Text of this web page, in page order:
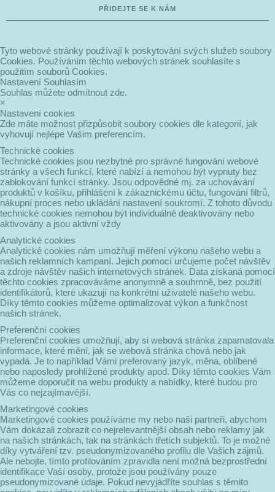
PŘIDEJTE SE K NÁM
Tyto webové stránky používají k poskytování svých služeb soubory
Cookies. Používáním těchto webových stránek souhlasíte s
použitím souborů Cookies.
Nastavení Souhlasím
Souhlas můžete odmítnout zde.
×
Nastavení cookies
Zde máte možnost přizpůsobit soubory cookies dle kategorií, jak
vyhovují nejlépe Vašim preferencím.
Technické cookies
Technické cookies jsou nezbytné pro správné fungování webové
stránky a všech funkcí, které nabízí a nemohou být vypnuty bez
zablokování funkcí stránky. Jsou odpovědné mj. za uchovávání
produktů v košíku, přihlášení k zákaznickému účtu, fungování filtrů,
nákupní proces nebo ukládání nastavení soukromí. Z tohoto důvodu
technické cookies nemohou být individuálně deaktivovány nebo
aktivovány a jsou aktivní vždy
Analytické cookies
Analytické cookies nám umožňují měření výkonu našeho webu a
našich reklamních kampaní. Jejich pomocí určujeme počet návštěv
a zdroje návštěv našich internetových stránek. Data získaná pomocí
těchto cookies zpracováváme anonymně a souhrnně, bez použití
identifikátorů, které ukazují na konkrétní uživatelé našeho webu.
Díky těmto cookies můžeme optimalizovat výkon a funkčnost
našich stránek.
Preferenční cookies
Preferenční cookies umožňují, aby si webová stránka zapamatovala
informace, které mění, jak se webová stránka chová nebo jak
vypadá. Je to například Vámi preferovaný jazyk, měna, oblíbené
nebo naposledy prohlížené produkty apod. Díky těmto cookies Vám
můžeme doporučit na webu produkty a nabídky, které budou pro
Vás co nejzajímavější.
Marketingové cookies
Marketingové cookies používáme my nebo naši partneři, abychom
Vám dokázali zobrazit co nejrelevantnější obsah nebo reklamy jak
na našich stránkách, tak na stránkách třetích subjektů. To je možné
díky vytváření tzv. pseudonymizovaného profilu dle Vašich zájmů.
Ale nebojte, tímto profilováním zpravidla není možná bezprostřední
identifikace Vaší osoby, protože jsou používány pouze
pseudonymizované údaje. Pokud nevyjádříte souhlas s těmito